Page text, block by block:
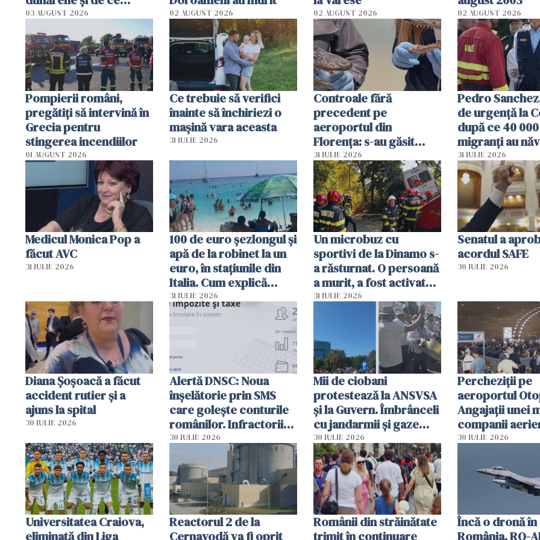
România resimte
efectele, deși a plouat
în iulie
03 AUGUST 2026 02 AUGUST 2026 02 AUGUST 2026 02 AUGUST 2026
Pompierii români,
pregătiţi să intervină în
Grecia pentru
stingerea incendiilor
01 AUGUST 2026
Ce trebuie să verifici
înainte să închiriezi o
mașină vara aceasta
31 IULIE 2026
Controale fără
precedent pe
aeroportul din
Florența: s-au găsit
capete de aligator și o
sumă imensă de bani
31 IULIE 2026
Pedro
de urgență la
după ce 40
migranți au
teritoriul
mobiliza toate
resursele"
31 IULIE 2026
Medicul Monica Pop a
făcut AVC
31 IULIE 2026
100 de euro șezlongul și
apă de la robinet la un
euro, în stațiunile din
Italia. Cum explică
autoritățile
31 IULIE 2026
Un microbuz cu
sportivi de la Dinamo s-
a răsturnat. O persoană
a murit, a fost activat
planul roșu de
31 IULIE 2026
Senatul a
acordul SAFE
30 IULIE 2026
Diana Șoșoacă a făcut
accident rutier și a
ajuns la spital
30 IULIE 2026
Alertă DNSC: Noua
înșelătorie prin SMS
care golește conturile
românilor. Infractorii
folosesc numele
Ghișeul.ro și al Poliției
Române
30 IULIE 2026
Mii de ciobani
protestează la ANSVSA
și la Guvern. Îmbrânceli
cu jandarmii și gaze
lacrimogene
30 IULIE 2026
Percheziții pe
aeroportul
Angajații unei
companii
parfumuri,
vânzării
30 IULIE 2026
Universitatea Craiova,
eliminată din Liga
Reactorul 2 de la
Cernavodă va fi oprit
Românii din străinătate
trimit în continuare
Încă o dronă în
România. RO-